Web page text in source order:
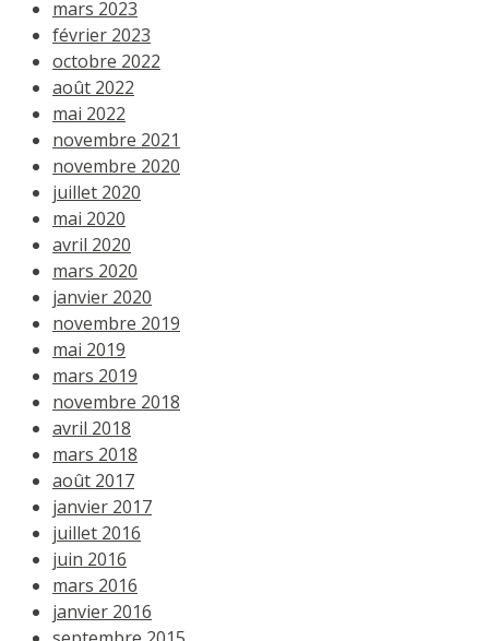
mars 2023
février 2023
octobre 2022
août 2022
mai 2022
novembre 2021
novembre 2020
juillet 2020
mai 2020
avril 2020
mars 2020
janvier 2020
novembre 2019
mai 2019
mars 2019
novembre 2018
avril 2018
mars 2018
août 2017
janvier 2017
juillet 2016
juin 2016
mars 2016
janvier 2016